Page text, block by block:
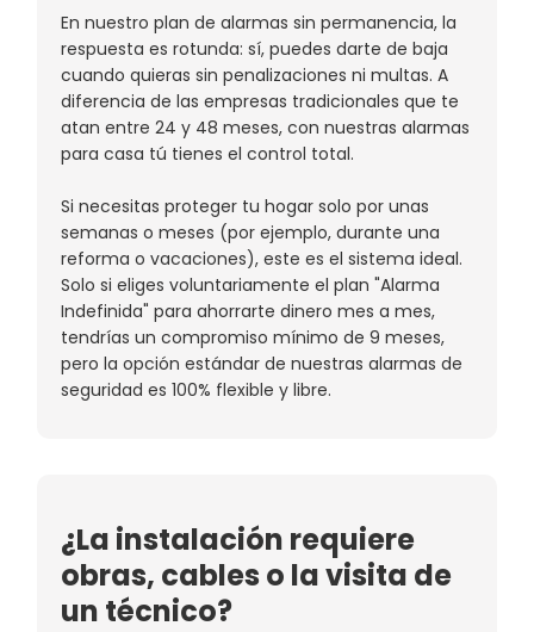
En nuestro plan de alarmas sin permanencia, la
respuesta es rotunda: sí, puedes darte de baja
cuando quieras sin penalizaciones ni multas. A
diferencia de las empresas tradicionales que te
atan entre 24 y 48 meses, con nuestras alarmas
para casa tú tienes el control total.
Si necesitas proteger tu hogar solo por unas
semanas o meses (por ejemplo, durante una
reforma o vacaciones), este es el sistema ideal.
Solo si eliges voluntariamente el plan "Alarma
Indefinida" para ahorrarte dinero mes a mes,
tendrías un compromiso mínimo de 9 meses,
pero la opción estándar de nuestras alarmas de
seguridad es 100% flexible y libre.
¿La instalación requiere
obras, cables o la visita de
un técnico?